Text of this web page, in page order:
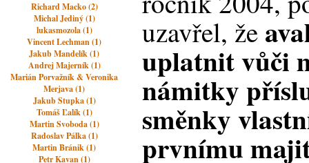
Richard Macko (2)
Michal Jediný (1)
lukasmozola (1)
Vincent Lechman (1)
Jakub Mandelík (1)
Andrej Majerník (1)
Marián Porvažník & Veronika
Merjava (1)
Jakub Stupka (1)
Tomáš Ľalík (1)
Martin Svoboda (1)
Radoslav Pálka (1)
Martin Bránik (1)
Petr Kavan (1)
uzavřel, že
uplatnit vůči
námitky
směnky
prvnímu